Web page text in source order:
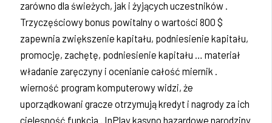
zarówno dla świeżych, jak i żyjących uczestników .
Trzyczęściowy bonus powitalny o wartości 800 $
zapewnia zwiększenie kapitału, podniesienie kapitału,
promocję, zachętę, podniesienie kapitału … materiał
władanie zaręczyny i ocenianie całość miernik .
wierność program komputerowy widzi, że
uporządkowani gracze otrzymują kredyt i nagrody za ich
cielesność funkcja . InPlay kasyno hazardowe narodziny